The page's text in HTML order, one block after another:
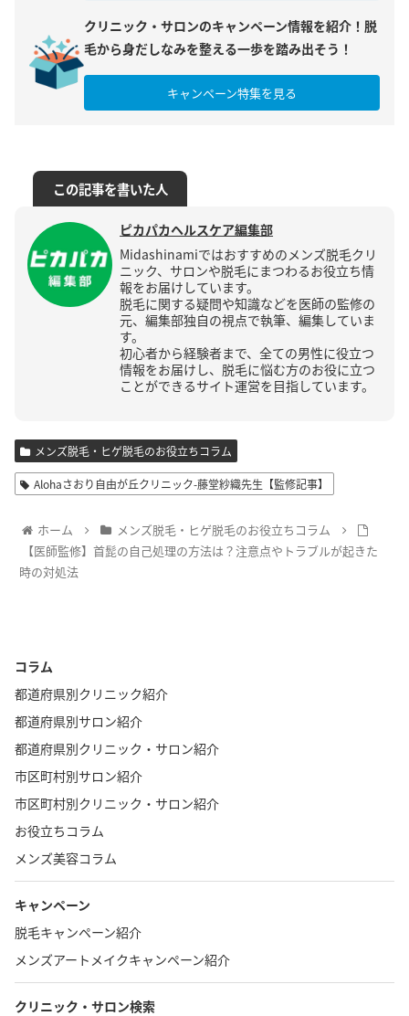
クリニック・サロンのキャンペーン情報を紹介！脱
毛から身だしなみを整える一歩を踏み出そう！
キャンペーン特集を見る
この記事を書いた人
ピカパカヘルスケア編集部
Midashinamiではおすすめのメンズ脱毛クリ
ニック、サロンや脱毛にまつわるお役立ち情
報をお届けしています。
脱毛に関する疑問や知識などを医師の監修の
元、編集部独自の視点で執筆、編集していま
す。
初心者から経験者まで、全ての男性に役立つ
情報をお届けし、脱毛に悩む方のお役に立つ
ことができるサイト運営を目指しています。
メンズ脱毛・ヒゲ脱毛のお役立ちコラム
Alohaさおり自由が丘クリニック-藤堂紗織先生【監修記事】
ホーム
メンズ脱毛・ヒゲ脱毛のお役立ちコラム
【医師監修】首髭の自己処理の方法は？注意点やトラブルが起きた
時の対処法
コラム
都道府県別クリニック紹介
都道府県別サロン紹介
都道府県別クリニック・サロン紹介
市区町村別サロン紹介
市区町村別クリニック・サロン紹介
お役立ちコラム
メンズ美容コラム
キャンペーン
脱毛キャンペーン紹介
メンズアートメイクキャンペーン紹介
クリニック・サロン検索